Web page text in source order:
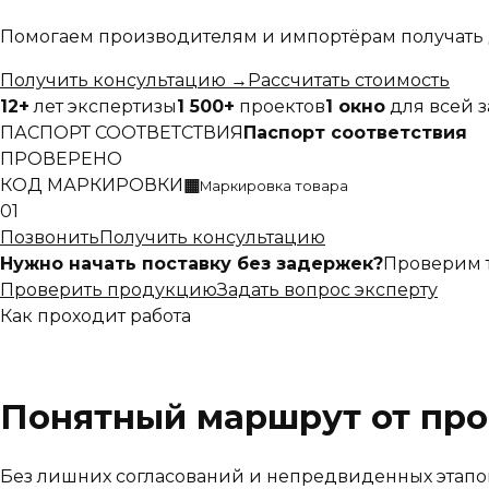
Помогаем производителям и импортёрам
Получить консультацию → Рассчитать стоимость
12+ лет экспертизы1 500+ проектов1 окно для всей
ПАСПОРТ СООТВЕТСТВИЯПаспорт соответствия
ПРОВЕРЕНО
КОД МАРКИРОВКИ▦Маркировка товара
01
ПозвонитьПолучить консультацию
Нужно начать поставку без задержек?Проверим
Проверить продукциюЗадать вопрос эксперту
Как проходит работа
Понятный маршрут от
Без лишних согласований и непредвиденных